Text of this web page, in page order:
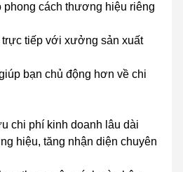
phong cách thương hiệu riêng
tiếp với xưởng sản xuất
bạn chủ động hơn về chi
chi phí kinh doanh lâu dài
hiệu, tăng nhận diện chuyên